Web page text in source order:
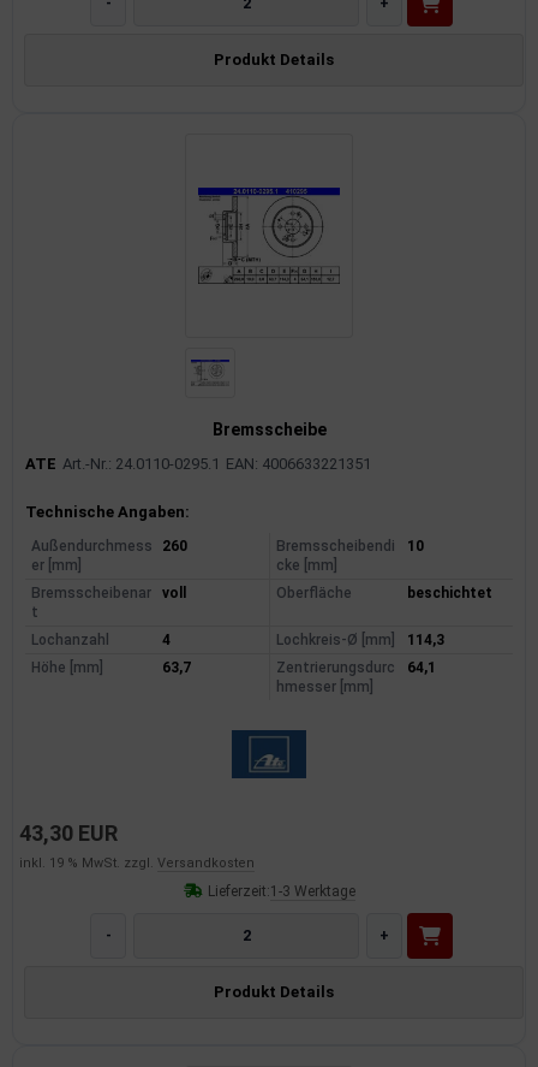
- +
Produkt Details
Bremsscheibe
ATE Art.-Nr.: 24.0110-0295.1 EAN: 4006633221351
Produktinformationen
Technische Angaben:
Außendurchmess
er [mm]
260
Bremsscheibendi
cke [mm]
10
Bremsscheibenar
t
voll Oberfläche beschichtet
Lochanzahl 4 Lochkreis-Ø [mm]
114,3
Höhe [mm]
63,7
Zentrierungsdurc
hmesser [mm]
64,1
43,30 EUR
inkl. 19 % MwSt. zzgl. Versandkosten
Lieferzeit:1-3 Werktage
- +
Produkt Details